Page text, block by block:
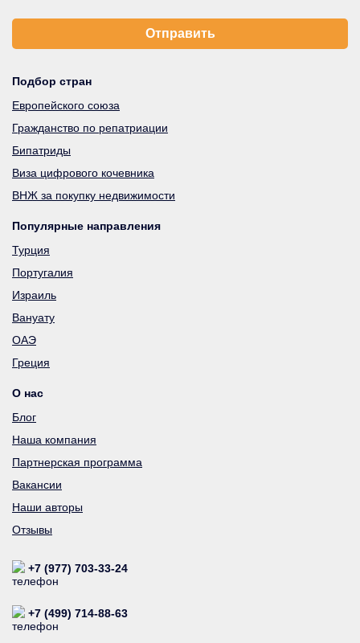
Подбор стран
Европейского союза
Гражданство по репатриации
Бипатриды
Виза цифрового кочевника
ВНЖ за покупку недвижимости
Популярные направления
Турция
Португалия
Израиль
Вануату
ОАЭ
Греция
О нас
Блог
Наша компания
Партнерская программа
Вакансии
Наши авторы
Отзывы
+7 (977) 703-33-24
+7 (499) 714-88-63